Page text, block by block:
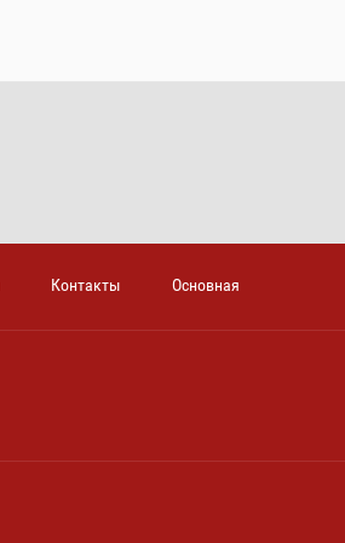
Контакты Основная